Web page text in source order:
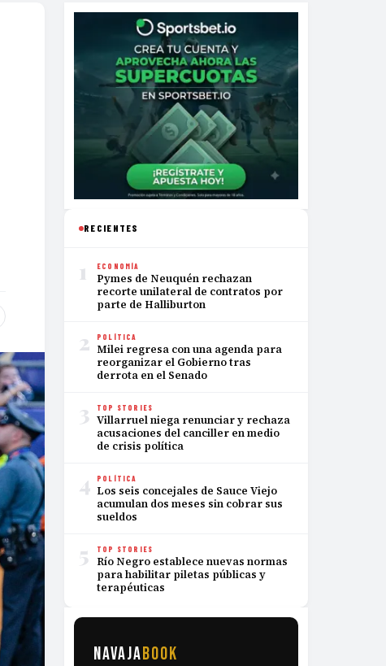
RECIENTES
1 ECONOMÍA
Pymes de Neuquén rechazan
recorte unilateral de contratos por
parte de Halliburton
2 POLÍTICA
Milei regresa con una agenda para
reorganizar el Gobierno tras
derrota en el Senado
3 TOP STORIES
Villarruel niega renunciar y rechaza
acusaciones del canciller en medio
de crisis política
4 POLÍTICA
Los seis concejales de Sauce Viejo
acumulan dos meses sin cobrar sus
sueldos
5 TOP STORIES
Río Negro establece nuevas normas
para habilitar piletas públicas y
terapéuticas
NAVAJABOOK